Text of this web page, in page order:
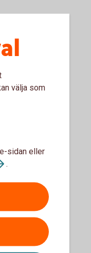
välja som
sidan eller
.